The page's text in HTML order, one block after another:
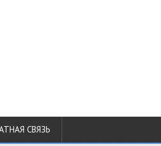
СВЯЗЬ